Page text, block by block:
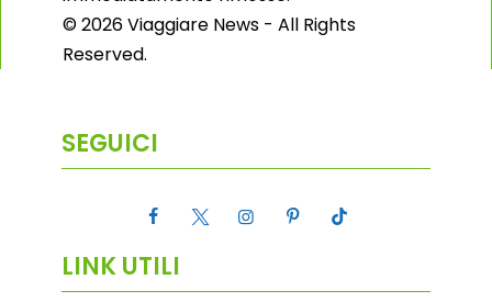
© 2026 Viaggiare News - All Rights
Reserved.
SEGUICI
LINK UTILI